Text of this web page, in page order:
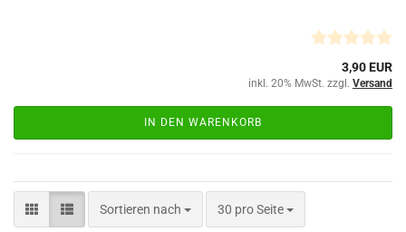
3,90 EUR
inkl. 20% MwSt. zzgl. Versand
IN DEN WARENKORB
Sortieren nach
Sortieren nach 30 pro Seite
pro Seite